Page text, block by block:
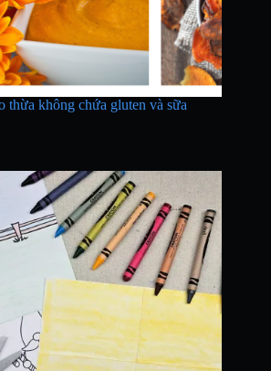
thừa không chứa gluten và sữa